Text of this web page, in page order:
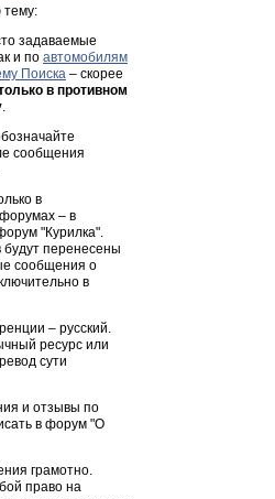
тему:
задаваемые
и по автомобилям
Поиска – скорее
в противном
.
сообщения
в
– в
"Курилка".
перенесены
сообщения о
в
– русский.
ресурс или
сути
и отзывы по
в форум "О
грамотно.
право на